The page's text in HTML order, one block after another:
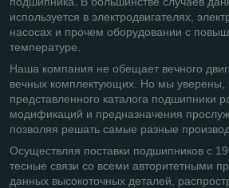
используется в электродвигателях,
насосах и прочем оборудовании с
температуре.
Наша компания не обещает вечного
вечных комплектующих. Но мы уверены,
представленного каталога подшипники
модификаций и предназначения
позволяя решать самые разные
Осуществляя поставки подшипников с
тесные связи со всеми авторитетными
данных высокоточных деталей,